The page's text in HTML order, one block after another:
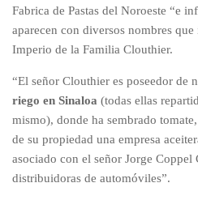
Fabrica de Pastas del Noroeste “e
aparecen con diversos nombres
Imperio de la Familia Clouthier.
“El señor Clouthier es poseedor de
riego en Sinaloa (todas ellas
mismo), donde ha sembrado
de su propiedad una empresa
asociado con el señor Jorge Coppel
distribuidoras de automóviles”.